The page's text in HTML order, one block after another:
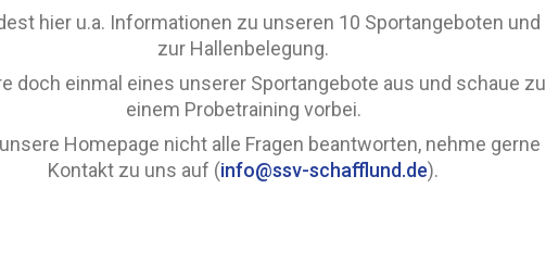
hier u.a. Informationen zu unseren 10 Sportangeboten und
zur Hallenbelegung.
doch einmal eines unserer Sportangebote aus und schaue zu
einem Probetraining vorbei.
Homepage nicht alle Fragen beantworten, nehme gerne
Kontakt zu uns auf (info@ssv-schafflund.de).